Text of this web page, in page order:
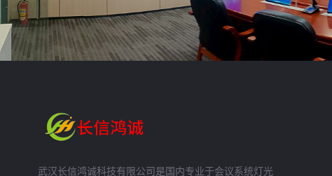
武汉长信鸿诚科技有限公司是国内专业于会议系统灯光